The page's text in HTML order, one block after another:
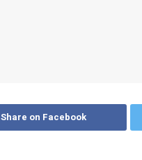
Share on Facebook